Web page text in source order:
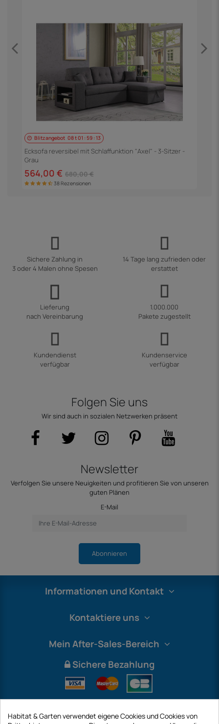
Blitzangebot 08t01 :59 :12
Ecksofa reversibel mit Schlaffunktion "Axel" - 3-Sitzer -
Grau
564,00 € 680,00 €
38 Rezensionen
Sichere Zahlung in
3 oder 4 Malen ohne Spesen
14 Tage lang zufrieden oder
erstattet
Lieferung
nach Vereinbarung
1.000.000
Pakete zugestellt
Kundendienst
verfügbar
Kundenservice
verfügbar
Folgen Sie uns
Wir sind auch in sozialen Netzwerken präsent
Newsletter
Verfolgen Sie unsere Neuigkeiten und profitieren Sie von unseren
guten Plänen
E-Mail
Abonnieren
Informationen und Kontakt
Kontaktiere uns
Mein After-Sales-Bereich
Sichere Bezahlung
Habitat & Garten verwendet eigene Cookies und Cookies von